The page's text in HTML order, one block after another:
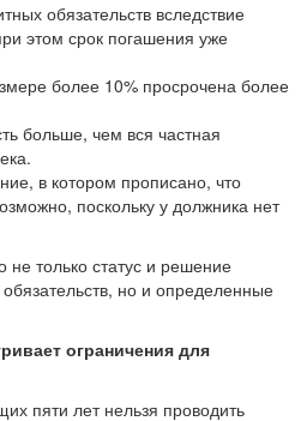
обязательств вследствие
этом срок погашения уже
более 10% просрочена более
больше, чем вся частная
в котором прописано, что
поскольку у должника нет
не только статус и решение
но и определенные
ограничения для
пяти лет нельзя проводить